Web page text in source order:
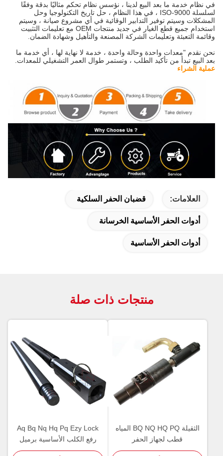
في نظام خدمة ما بعد البيع لدينا ، نؤسس نظام تحكم مثاليًا بدقة وفقًا
لسلسلة ISO-9000 ، في هذا النظام ، حل تاريخ التكنولوجيا وحل
المشكلات وسيتم توفير التدابير الوقائية في أي مشروع صيانة ، وسيتم
استخدام جميع قطع الغيار في جديد منتجات OEM مع تعليمات التثبيت
وقائمة التعبئة وتعليمات الشركة المصنعة والتأهيل وشهادة الضمان.
نحن نقدم "معدات واحدة وحالة واحدة ، خدمة لا نهاية لها ، أي خدمة ما
بعد البيع تبدأ من تأكيد الطلب ، وتستمر طوال العمر التشغيلي للمعدات.
عملية الشراء
العلامات: قضبان الحفر السلكية
أدوات الحفر الأساسية الخرسانة
أدوات الحفر الأساسية
منتجات ذات صلة
الثقيلة BQ NQ HQ PQ المياه
قطب لجهاز الحفر
Aq Bq Nq Hq Pq Ezy Lock
رفع الكلب الأساسية برميل
تجاوز